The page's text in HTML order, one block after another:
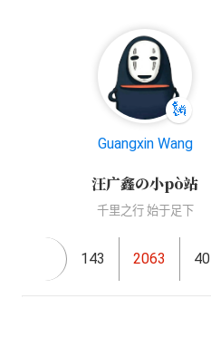
🗽
Guangxin Wang
汪广鑫の小pò站
千里之行 始于足下
143 2063 40